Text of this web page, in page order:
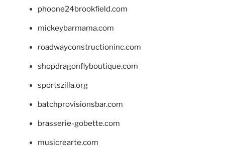
phoone24brookfield.com
mickeybarmama.com
roadwayconstructioninc.com
shopdragonflyboutique.com
sportszilla.org
batchprovisionsbar.com
brasserie-gobette.com
musicrearte.com